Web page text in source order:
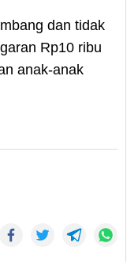
dan tidak
Rp10 ribu
anak-anak